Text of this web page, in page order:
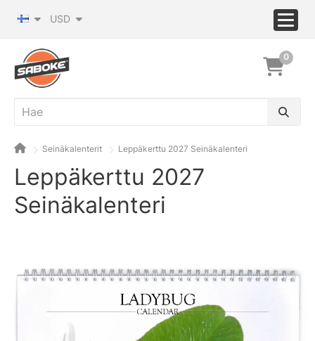
USD
0
Seinäkalenterit Leppäkerttu 2027 Seinäkalenteri
Leppäkerttu 2027
Seinäkalenteri